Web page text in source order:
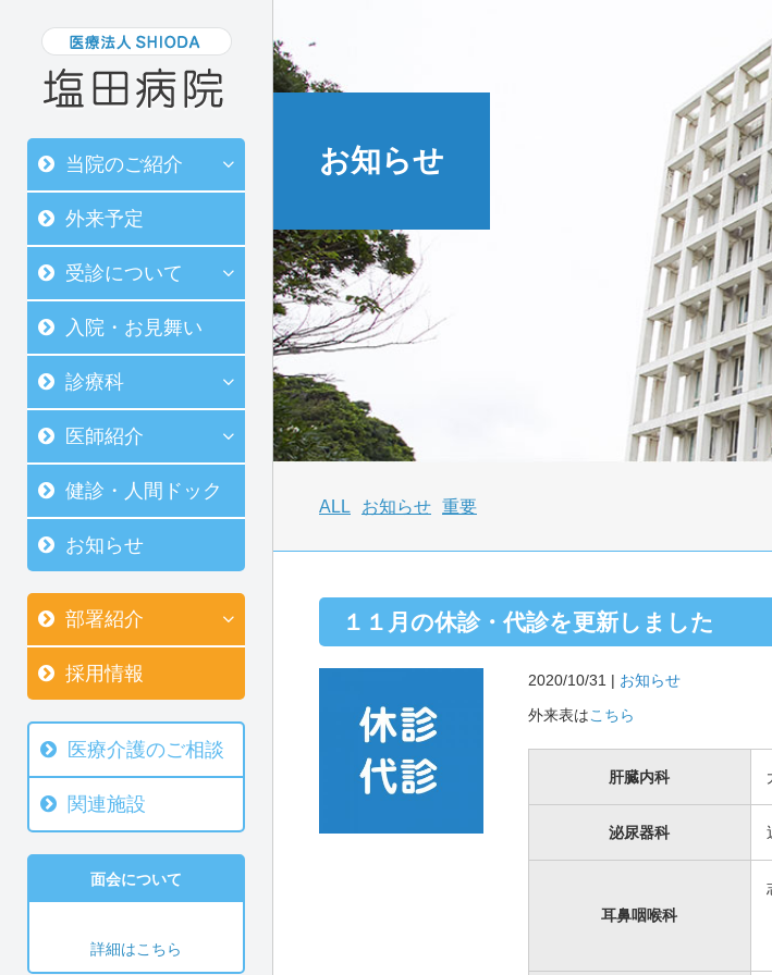
当院のご紹介
外来予定
受診について
入院・お見舞い
診療科
医師紹介
健診・人間ドック
お知らせ
部署紹介
採用情報
医療介護のご相談
関連施設
面会について
詳細はこちら
お知らせ
ALL お知らせ 重要
１１月の休診・代診を更新しました
2020/10/31 | お知らせ
外来表はこちら
肝臓内科
泌尿器科
耳鼻咽喉科